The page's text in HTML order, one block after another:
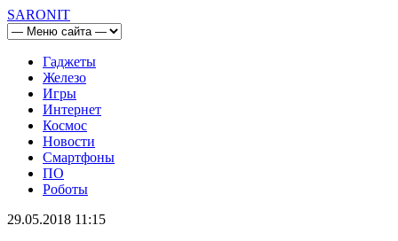
SARONIT
Гаджеты
Железо
Игры
Интернет
Космос
Новости
Смартфоны
ПО
Роботы
29.05.2018 11:15